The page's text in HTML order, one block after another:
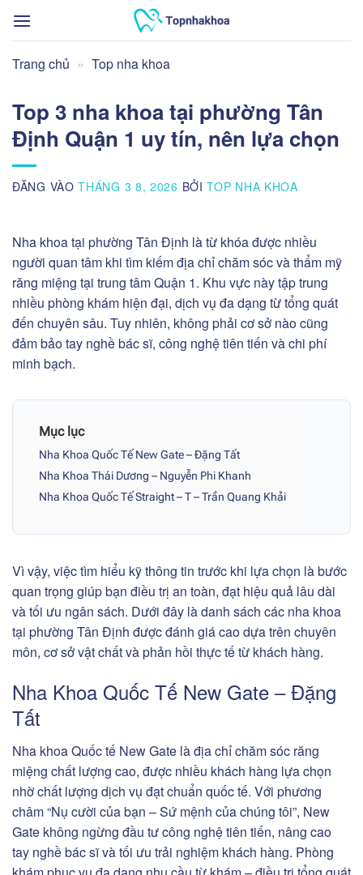
qua
dung
Trang chủ » Top nha khoa
Top 3 nha khoa tại phường Tân
Định Quận 1 uy tín, nên lựa chọn
ĐĂNG VÀOTHÁNG 3 8, 2026 BỞITOP NHA KHOA
Nha khoa tại phường Tân Định là từ khóa được nhiều
người quan tâm khi tìm kiếm địa chỉ chăm sóc và thẩm mỹ
răng miệng tại trung tâm Quận 1. Khu vực này tập trung
nhiều phòng khám hiện đại, dịch vụ đa dạng từ tổng quát
đến chuyên sâu. Tuy nhiên, không phải cơ sở nào cũng
đảm bảo tay nghề bác sĩ, công nghệ tiên tiến và chi phí
minh bạch.
Mục lục
Nha Khoa Quốc Tế New Gate – Đặng Tất
Nha Khoa Thái Dương – Nguyễn Phi Khanh
Nha Khoa Quốc Tế Straight – T – Trần Quang Khải
Vì vậy, việc tìm hiểu kỹ thông tin trước khi lựa chọn là bước
quan trọng giúp bạn điều trị an toàn, đạt hiệu quả lâu dài
và tối ưu ngân sách. Dưới đây là danh sách các nha khoa
tại phường Tân Định được đánh giá cao dựa trên chuyên
môn, cơ sở vật chất và phản hồi thực tế từ khách hàng.
Nha Khoa Quốc Tế New Gate – Đặng
Tất
Nha khoa Quốc tế New Gate là địa chỉ chăm sóc răng
miệng chất lượng cao, được nhiều khách hàng lựa chọn
nhờ chất lượng dịch vụ đạt chuẩn quốc tế. Với phương
châm “Nụ cười của bạn – Sứ mệnh của chúng tôi”, New
Gate không ngừng đầu tư công nghệ tiên tiến, nâng cao
tay nghề bác sĩ và tối ưu trải nghiệm khách hàng. Phòng